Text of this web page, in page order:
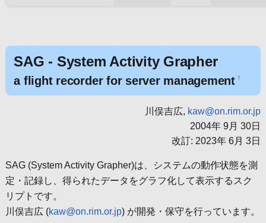
SAG - System Activity Grapher
a flight recorder for server management †
川俣吉広, kaw@on.rim.or.jp
2004年 9月 30日
改訂: 2023年 6月 3日
SAG (System Activity Grapher)は、システムの動作状態を測
定・記録し、得られたデータをグラフ化して表示するスク
リプトです。
川俣吉広 (kaw@on.rim.or.jp) が開発・保守を行っています。